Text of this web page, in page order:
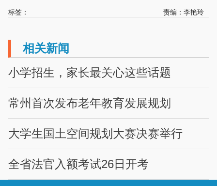
标签： 责编：李艳玲
相关新闻
小学招生，家长最关心这些话题
常州首次发布老年教育发展规划
大学生国土空间规划大赛决赛举行
全省法官入额考试26日开考